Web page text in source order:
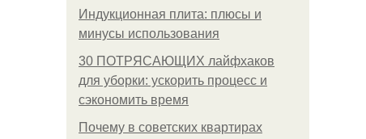
Индукционная плита: плюсы и
минусы использования
30 ПОТРЯСАЮЩИХ лайфхаков
для уборки: ускорить процесс и
сэкономить время
Почему в советских квартирах